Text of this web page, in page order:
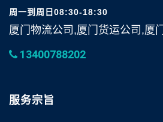
周一到周日08:30-18:30
厦门物流公司,厦门货运公司,厦
13400788202
服务宗旨